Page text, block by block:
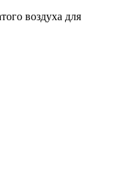
воздуха для